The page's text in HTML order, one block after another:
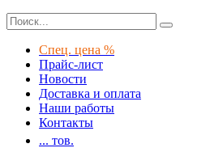
Спец. цена %
Прайс-лист
Новости
Доставка и оплата
Наши работы
Контакты
... тов.